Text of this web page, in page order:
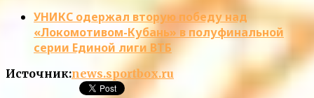
УНИКС одержал вторую победу над
«Локомотивом-Кубань» в полуфинальной
серии Единой лиги ВТБ
Источник:news.sportbox.ru